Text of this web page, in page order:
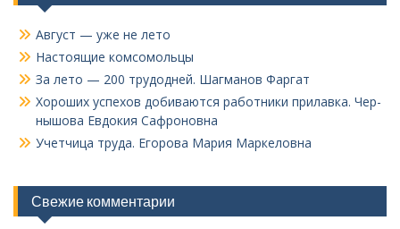
Август — уже не лето
Настоящие комсомольцы
За лето — 200 трудодней. Шагманов Фаргат
Хороших успехов добиваются работники прилавка. Чер­
нышова Евдокия Сафроновна
Учетчица труда. Его­рова Мария Маркеловна
Свежие комментарии